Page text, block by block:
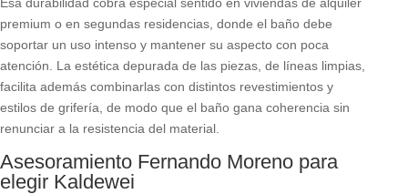
premium o en segundas residencias, donde el baño debe
soportar un uso intenso y mantener su aspecto con poca
atención. La estética depurada de las piezas, de líneas limpias,
facilita además combinarlas con distintos revestimientos y
estilos de grifería, de modo que el baño gana coherencia sin
renunciar a la resistencia del material.
Asesoramiento Fernando Moreno para
elegir Kaldewei